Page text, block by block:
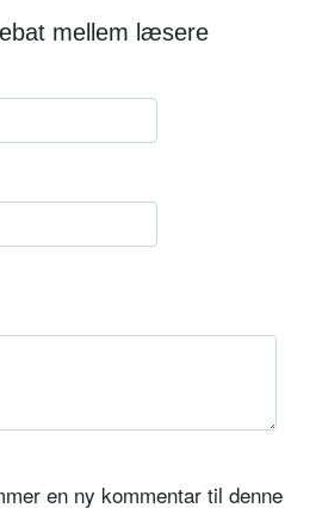
mellem læsere
en ny kommentar til denne